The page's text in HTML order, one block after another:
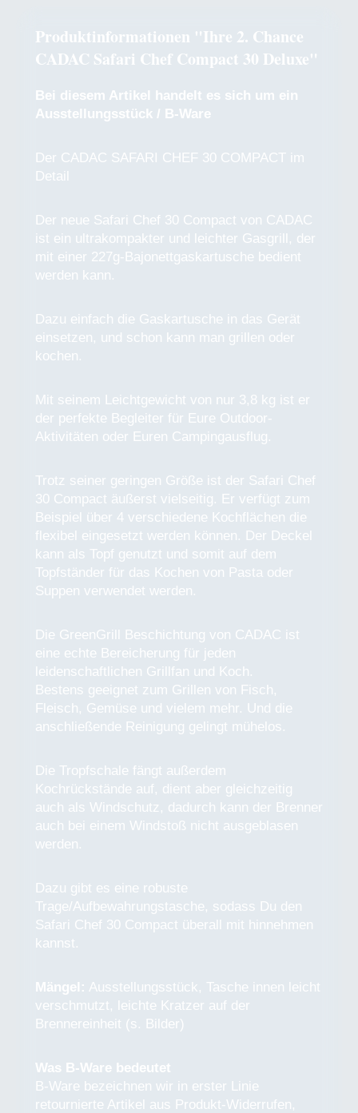
Produktinformationen "Ihre 2. Chance
CADAC Safari Chef Compact 30 Deluxe"
Bei diesem Artikel handelt es sich um ein
Ausstellungsstück / B-Ware
Der CADAC SAFARI CHEF 30 COMPACT im
Detail
Der neue Safari Chef 30 Compact von CADAC
ist ein ultrakompakter und leichter Gasgrill, der
mit einer 227g-Bajonettgaskartusche bedient
werden kann.
Dazu einfach die Gaskartusche in das Gerät
einsetzen, und schon kann man grillen oder
kochen.
Mit seinem Leichtgewicht von nur 3,8 kg ist er
der perfekte Begleiter für Eure Outdoor-
Aktivitäten oder Euren Campingausflug.
Trotz seiner geringen Größe ist der Safari Chef
30 Compact äußerst vielseitig. Er verfügt zum
Beispiel über 4 verschiedene Kochflächen die
flexibel eingesetzt werden können. Der Deckel
kann als Topf genutzt und somit auf dem
Topfständer für das Kochen von Pasta oder
Suppen verwendet werden.
Die GreenGrill Beschichtung von CADAC ist
eine echte Bereicherung für jeden
leidenschaftlichen Grillfan und Koch.
Bestens geeignet zum Grillen von Fisch,
Fleisch, Gemüse und vielem mehr. Und die
anschließende Reinigung gelingt mühelos.
Die Tropfschale fängt außerdem
Kochrückstände auf, dient aber gleichzeitig
auch als Windschutz, dadurch kann der Brenner
auch bei einem Windstoß nicht ausgeblasen
werden.
Dazu gibt es eine robuste
Trage/Aufbewahrungstasche, sodass Du den
Safari Chef 30 Compact überall mit hinnehmen
kannst.
Mängel: Ausstellungsstück, Tasche innen leicht
verschmutzt, leichte Kratzer auf der
Brennereinheit (s. Bilder)
Was B-Ware bedeutet
B-Ware bezeichnen wir in erster Linie
retournierte Artikel aus Produkt-Widerrufen,